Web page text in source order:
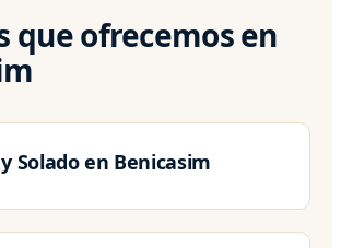
que ofrecemos en
Solado en Benicasim